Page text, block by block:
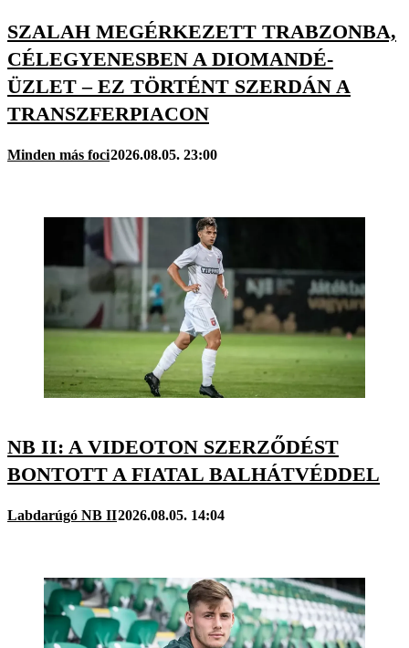
SZALAH MEGÉRKEZETT TRABZONBA,
CÉLEGYENESBEN A DIOMANDÉ-
ÜZLET – EZ TÖRTÉNT SZERDÁN A
TRANSZFERPIACON
Minden más foci2026.08.05. 23:00
NB II: A VIDEOTON SZERZŐDÉST
BONTOTT A FIATAL BALHÁTVÉDDEL
Labdarúgó NB II2026.08.05. 14:04